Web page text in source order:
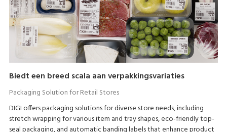
Biedt een breed scala aan verpakkingsvariaties
Packaging Solution for Retail Stores
DIGI offers packaging solutions for diverse store needs, including
stretch wrapping for various item and tray shapes, eco-friendly top-
seal packaging, and automatic banding labels that enhance product